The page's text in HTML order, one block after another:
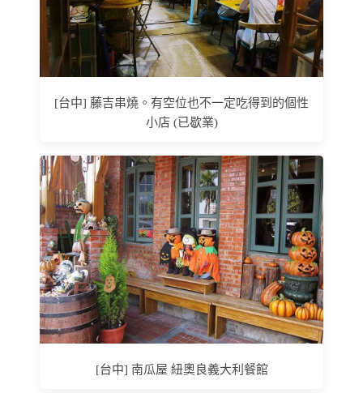
[台中] 藤吉串燒。有空位也不一定吃得到的個性
小店 (已歇業)
[台中] 南瓜屋 紐奧良義大利餐館